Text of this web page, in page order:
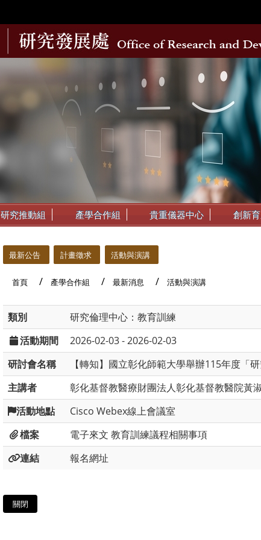
研究推動組 產學合作組 貴重儀器中心 創新
最新公告 計畫徵求 活動與演講
首頁 產學合作組 最新消息 活動與演講
類別
研究倫理中心：教育訓練
活動期間
2026-02-03 - 2026-02-03
研討會名稱
【轉知】國立彰化師範大學舉辦115年度「
主講者
彰化基督教醫療財團法人彰化基督教醫院黃
活動地點
Cisco Webex線上會議室
檔案
電子來文 教育訓練議程相關事項
連結
報名網址
關閉